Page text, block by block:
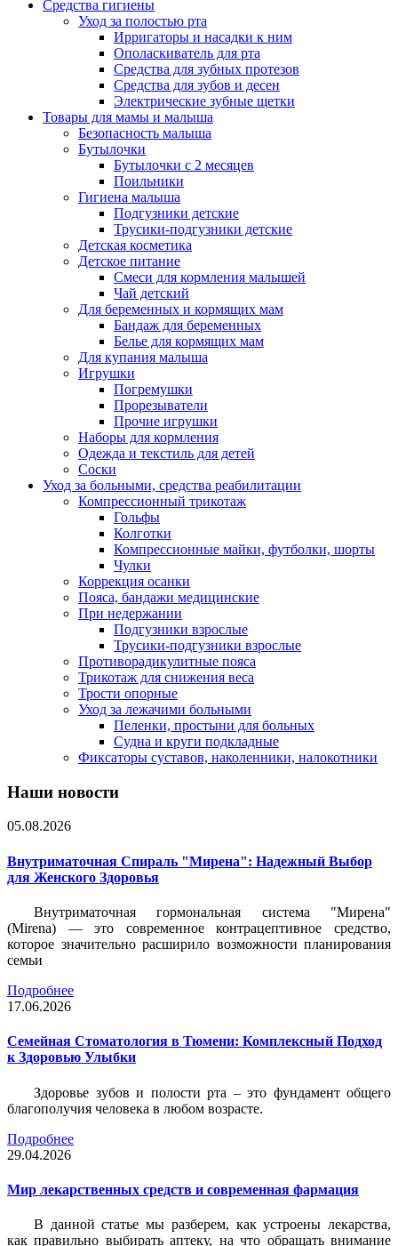
Средства гигиены
Уход за полостью рта
Ирригаторы и насадки к ним
Ополаскиватель для рта
Средства для зубных протезов
Средства для зубов и десен
Электрические зубные щетки
Товары для мамы и малыша
Безопасность малыша
Бутылочки
Бутылочки с 2 месяцев
Поильники
Гигиена малыша
Подгузники детские
Трусики-подгузники детские
Детская косметика
Детское питание
Смеси для кормления малышей
Чай детский
Для беременных и кормящих мам
Бандаж для беременных
Белье для кормящих мам
Для купания малыша
Игрушки
Погремушки
Прорезыватели
Прочие игрушки
Наборы для кормления
Одежда и текстиль для детей
Соски
Уход за больными, средства реабилитации
Компрессионный трикотаж
Гольфы
Колготки
Компрессионные майки, футболки, шорты
Чулки
Коррекция осанки
Пояса, бандажи медицинские
При недержании
Подгузники взрослые
Трусики-подгузники взрослые
Противорадикулитные пояса
Трикотаж для снижения веса
Трости опорные
Уход за лежачими больными
Пеленки, простыни для больных
Судна и круги подкладные
Фиксаторы суставов, наколенники, налокотники
Наши новости
05.08.2026
Внутриматочная Спираль "Мирена": Надежный Выбор
для Женского Здоровья
Внутриматочная гормональная система "Мирена"
(Mirena) — это современное контрацептивное средство,
которое значительно расширило возможности планирования
семьи
Подробнее
17.06.2026
Семейная Стоматология в Тюмени: Комплексный Подход
к Здоровью Улыбки
Здоровье зубов и полости рта – это фундамент общего
благополучия человека в любом возрасте.
Подробнее
29.04.2026
Мир лекарственных средств и современная фармация
В данной статье мы разберем, как устроены лекарства,
как правильно выбирать аптеку, на что обращать внимание